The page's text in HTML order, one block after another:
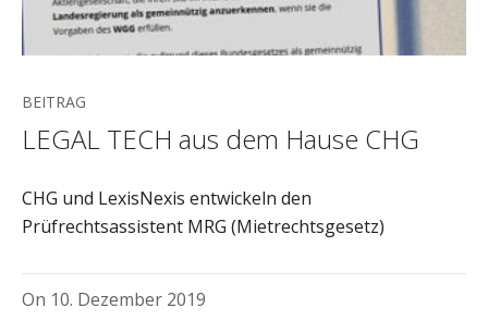
BEITRAG
LEGAL TECH aus dem Hause CHG
CHG und LexisNexis entwickeln den
Prüfrechtsassistent MRG (Mietrechtsgesetz)
On 10. Dezember 2019